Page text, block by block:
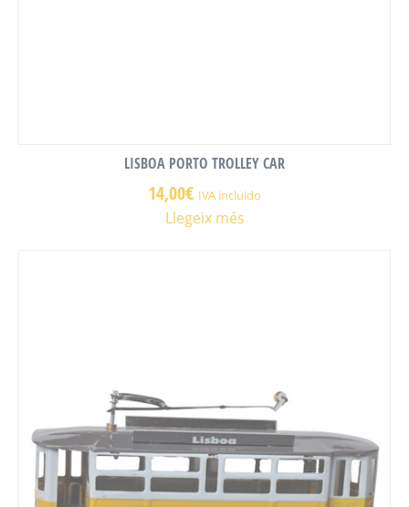
LISBOA PORTO TROLLEY CAR
14,00€ IVA incluido
Llegeix més